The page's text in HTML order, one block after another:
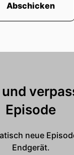
Abschicken
Episode
neue
Endgerät.